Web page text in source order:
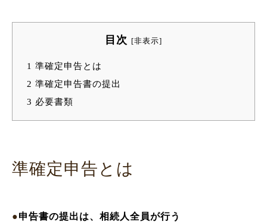
目次 [非表示]
1 準確定申告とは
2 準確定申告書の提出
3 必要書類
準確定申告とは
●申告書の提出は、相続人全員が行う